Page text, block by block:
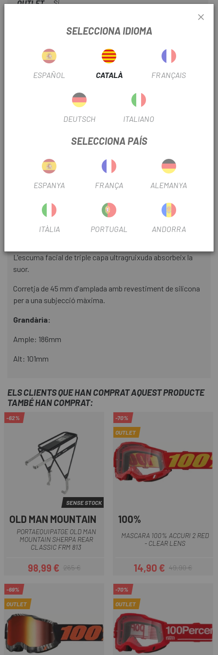
OUTLET Si
Els models Racecraft 2/Accuri 2/Strata 2 utilitzen las
Lents de policarbonat amb revestiment antibaf per a una
Admet despreniments de triple pal per a una fixació segura.
L'escuma facial de triple capa ultragruixuda absorbeix la
suor.
Corretja de 45 mm d'amplada amb revestiment de silicona
per a una subjecció màxima.
Grandària:
Ample: 186mm
Alt: 101mm
ELS CLIENTS QUE HAN COMPRAT AQUEST PRODUCTE
TAMBÉ HAN COMPRAT:
-62%
SENSE STOCK
OLD MAN MOUNTAIN
PORTAEQUIPATGE OLD MAN
MOUNTAIN SHERPA REAR
CLASSIC FRM 813
Preu
98,99 €Preu regular
265 €
-70%
OUTLET
100%
MASCARA 100% ACCURI 2 RED
- CLEAR LENS
Preu
14,90 €Preu regular
49,90 €
-69%
OUTLET
-70%
OUTLET
SELECCIONA IDIOMA
ESPAÑOL CATALÀ FRANÇAIS
DEUTSCH ITALIANO
SELECCIONA PAÍS
ESPANYA FRANÇA ALEMANYA
ITÀLIA PORTUGAL ANDORRA